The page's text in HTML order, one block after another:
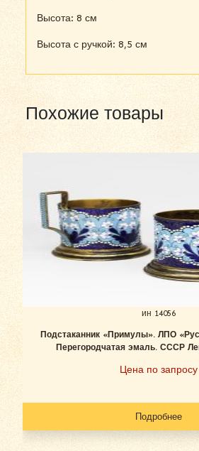
Высота: 8 см
Высота с ручкой: 8,5 см
Похожие товары
ин 14056
Подстаканник «Примулы». ЛПО
Перегородчатая эмаль. СССР
Цена по запросу
Подробнее